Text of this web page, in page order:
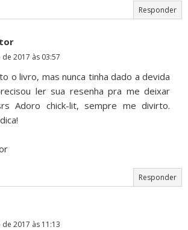
Responder
2017 às 03:57
o livro, mas nunca tinha dado a devida
ler sua resenha pra me deixar
Adoro chick-lit, sempre me divirto.
Responder
2017 às 11:13